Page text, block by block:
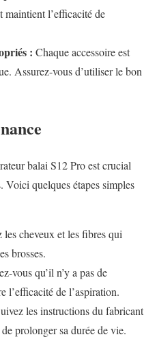
maintient l’efficacité de
: Chaque accessoire est
Assurez-vous d’utiliser le bon
balai S12 Pro est crucial
Voici quelques étapes simples
les cheveux et les fibres qui
brosses.
vous qu’il n’y a pas de
l’efficacité de l’aspiration.
les instructions du fabricant
prolonger sa durée de vie.